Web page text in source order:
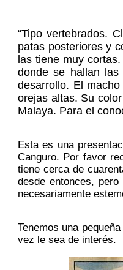
“Tipo vertebrados.
patas posteriores y
las tiene muy
donde se hallan
desarrollo. El
orejas altas. Su
Malaya. Para el
Esta es una
Canguro. Por favor
tiene cerca de
desde entonces,
necesariamente
Tenemos una
vez le sea de interés.